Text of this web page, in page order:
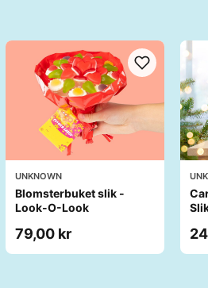
UNKNOWN
Blomsterbuket slik -
Look-O-Look
79,00 kr